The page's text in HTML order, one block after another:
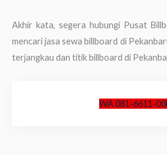
Akhir kata, segera hubungi Pusat
mencari jasa sewa billboard di
terjangkau dan titik billboard di
WA 081-6611-